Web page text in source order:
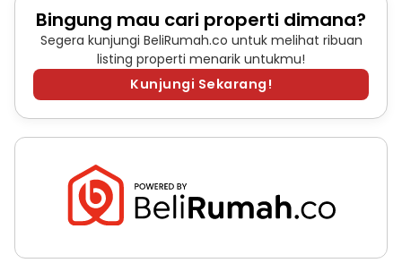
Bingung mau cari properti dimana?
Segera kunjungi BeliRumah.co untuk melihat ribuan
listing properti menarik untukmu!
Kunjungi Sekarang!